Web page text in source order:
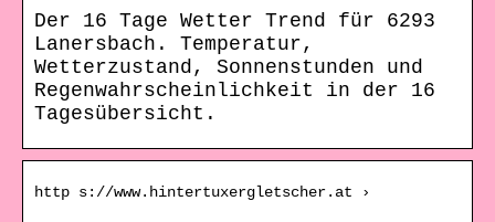
Der 16 Tage Wetter Trend für 6293
Lanersbach. Temperatur,
Wetterzustand, Sonnenstunden und
Regenwahrscheinlichkeit in der 16
Tagesübersicht.
http s://www.hintertuxergletscher.at ›